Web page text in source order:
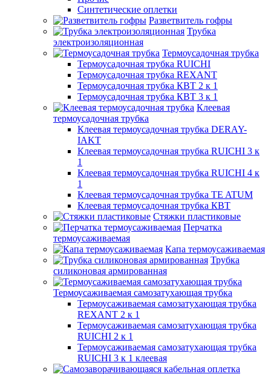
Синтетические оплетки
Разветвитель гофры
Трубка
электроизоляционная
Термоусадочная трубка
Термоусадочная трубка RUICHI
Термоусадочная трубка REXANT
Термоусадочная трубка КВТ 2 к 1
Термоусадочная трубка КВТ 3 к 1
Клеевая
термоусадочная трубка
Клеевая термоусадочная трубка DERAY-
IAKT
Клеевая термоусадочная трубка RUICHI 3 к
1
Клеевая термоусадочная трубка RUICHI 4 к
1
Клеевая термоусадочная трубка TE ATUM
Клеевая термоусадочная трубка КВТ
Стяжки пластиковые
Перчатка
термоусаживаемая
Капа термоусаживаемая
Трубка
силиконовая армированная
Термоусаживаемая самозатухающая трубка
Термоусаживаемая самозатухающая трубка
REXANT 2 к 1
Термоусаживаемая самозатухающая трубка
RUICHI 2 к 1
Термоусаживаемая самозатухающая трубка
RUICHI 3 к 1 клеевая